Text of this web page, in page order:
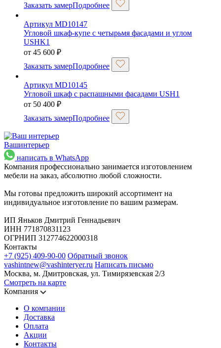
Заказать замерПодробнее
Артикул MD10147
Угловой шкаф-купе с четырьмя фасадами и углом
USHK1
от 45 600 ₽
Заказать замерПодробнее
Артикул MD10145
Угловой шкаф с распашными фасадами USH1
от 50 400 ₽
Заказать замерПодробнее
Вашинтерьер
написать в WhatsApp
Компания профессионально занимается изготовлением
мебели на заказ, абсолютно любой сложности.
Мы готовы предложить широкий ассортимент на
индивидуальное изготовление по вашим размерам.
ИП Яньков Дмитрий Геннадьевич
ИНН 771870831123
ОГРНИП 312774622000318
Контакты
+7 (925) 409-90-00 Обратный звонок
vashintnew@vashinteryer.ru Написать письмо
Москва, м. Дмитровская, ул. Тимирязевская 2/3
Смотреть на карте
Компания
О компании
Доставка
Оплата
Акции
Контакты